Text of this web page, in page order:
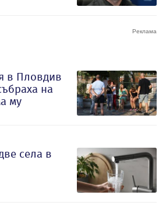
в Пловдив
на
му
села в